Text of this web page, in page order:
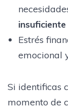
Estrés
emocional
Si identificas
momento de